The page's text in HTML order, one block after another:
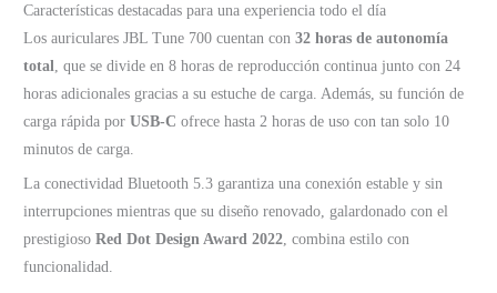
Características destacadas para una experiencia todo el día
Los auriculares JBL Tune 700 cuentan con32 horas de autonomía
total , que se divide en 8 horas de reproducción continua junto con 24
horas adicionales gracias a su estuche de carga. Además, su función de
carga rápida porUSB-C ofrece hasta 2 horas de uso con tan solo 10
minutos de carga.
La conectividad Bluetooth 5.3 garantiza una conexión estable y sin
interrupciones mientras que su diseño renovado, galardonado con el
prestigiosoRed Dot Design Award 2022, combina estilo con
funcionalidad.